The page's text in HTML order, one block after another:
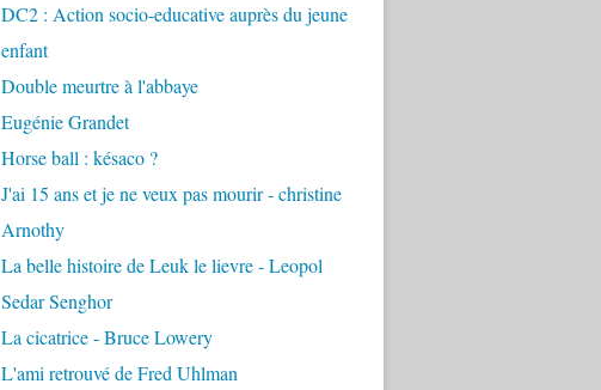
DC2 : Action socio-educative auprès du jeune
enfant
Double meurtre à l'abbaye
Eugénie Grandet
Horse ball : késaco ?
J'ai 15 ans et je ne veux pas mourir - christine
Arnothy
La belle histoire de Leuk le lievre - Leopol
Sedar Senghor
La cicatrice - Bruce Lowery
L'ami retrouvé de Fred Uhlman